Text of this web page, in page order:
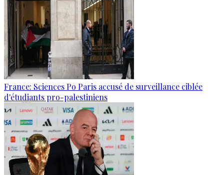
France: Sciences Po Paris accusé de surveillance ciblée
d'étudiants pro-palestiniens